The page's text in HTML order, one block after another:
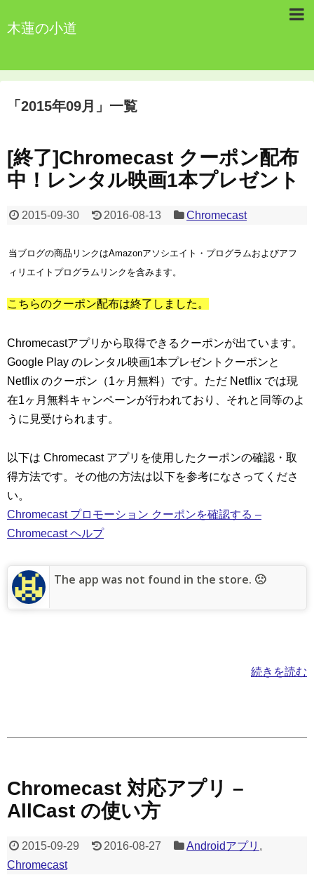
木蓮の小道
「 2015年09月 」 一覧
[終了]Chromecast クーポン配布
中！レンタル映画1本プレゼント
2015-09-30 2016-08-13 Chromecast
当ブログの商品リンクはAmazonアソシエイト・プログラムおよびアフ
ィリエイトプログラムリンクを含みます。
こちらのクーポン配布は終了しました。
Chromecastアプリから取得できるクーポンが出ています。
Google Play のレンタル映画1本プレゼントクーポンと
Netflix のクーポン（1ヶ月無料）です。ただ Netflix では現
在1ヶ月無料キャンペーンが行われており、それと同等のよ
うに見受けられます。
以下は Chromecast アプリを使用したクーポンの確認・取
得方法です。その他の方法は以下を参考になさってくださ
い。
Chromecast プロモーション クーポンを確認する –
Chromecast ヘルプ
The app was not found in the store. 🙁
続きを読む
Chromecast 対応アプリ –
AllCast の使い方
2015-09-29 2016-08-27 Androidアプリ ,
Chromecast